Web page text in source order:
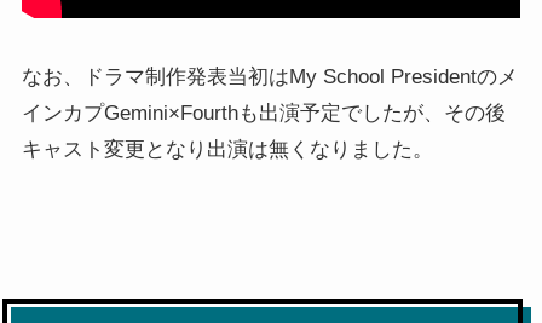
なお、ドラマ制作発表当初はMy School Presidentのメ
インカプGemini×Fourthも出演予定でしたが、その後
キャスト変更となり出演は無くなりました。